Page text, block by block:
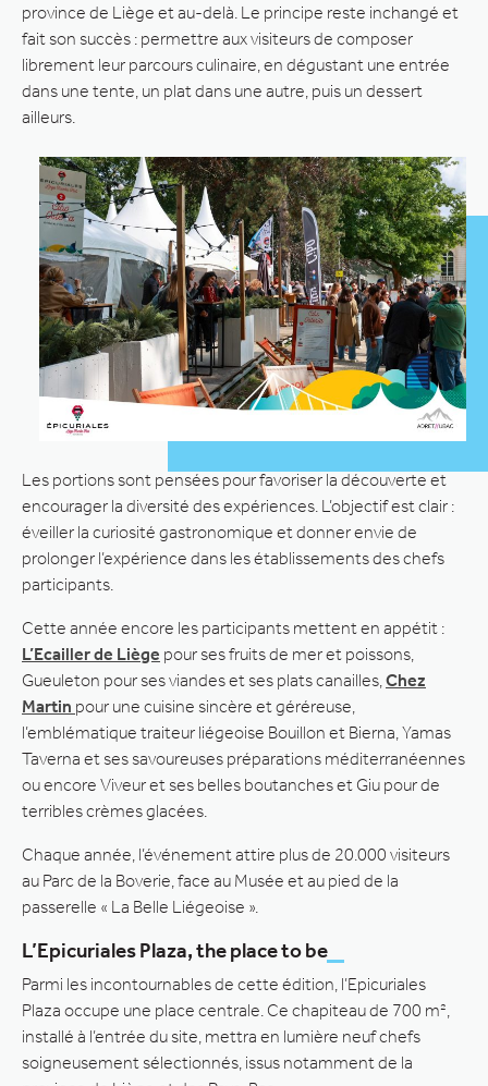
province de Liège et au-delà. Le principe reste inchangé et
fait son succès : permettre aux visiteurs de composer
librement leur parcours culinaire, en dégustant une entrée
dans une tente, un plat dans une autre, puis un dessert
ailleurs.
Les portions sont pensées pour favoriser la découverte et
encourager la diversité des expériences. L’objectif est clair :
éveiller la curiosité gastronomique et donner envie de
prolonger l’expérience dans les établissements des chefs
participants.
Cette année encore les participants mettent en appétit :
L’Ecailler de Liège pour ses fruits de mer et poissons,
Gueuleton pour ses viandes et ses plats canailles, Chez
Martin pour une cuisine sincère et géréreuse,
l’emblématique traiteur liégeoise Bouillon et Bierna, Yamas
Taverna et ses savoureuses préparations méditerranéennes
ou encore Viveur et ses belles boutanches et Giu pour de
terribles crèmes glacées.
Chaque année, l’événement attire plus de 20.000 visiteurs
au Parc de la Boverie, face au Musée et au pied de la
passerelle « La Belle Liégeoise ».
L’Epicuriales Plaza, the place to be
Parmi les incontournables de cette édition, l’Epicuriales
Plaza occupe une place centrale. Ce chapiteau de 700 m²,
installé à l’entrée du site, mettra en lumière neuf chefs
soigneusement sélectionnés, issus notamment de la